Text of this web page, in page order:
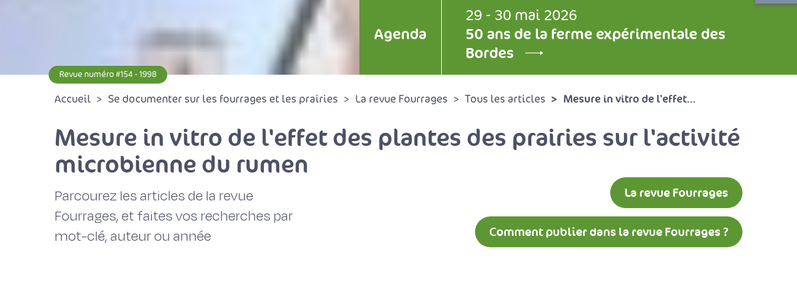
Agenda
29 - 30 mai 2026
50 ans de la ferme expérimentale des
Bordes
Revue numéro #154 - 1998
Accueil Se documenter sur les fourrages et les prairies La revue Fourrages Tous les articles Mesure in vitro de l'effet...
Mesure in vitro de l'effet des plantes des prairies sur l'activité
microbienne du rumen
Parcourez les articles de la revue
Fourrages, et faites vos recherches par
mot-clé, auteur ou année
La revue Fourrages
Comment publier dans la revue Fourrages ?